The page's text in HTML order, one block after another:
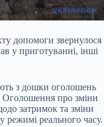
допомоги звернулося
у приготуванні, інші
з дошки оголошень
Оголошення про зміни
затримок та зміни
режимі реального часу.